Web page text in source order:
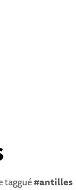
taggué#antilles